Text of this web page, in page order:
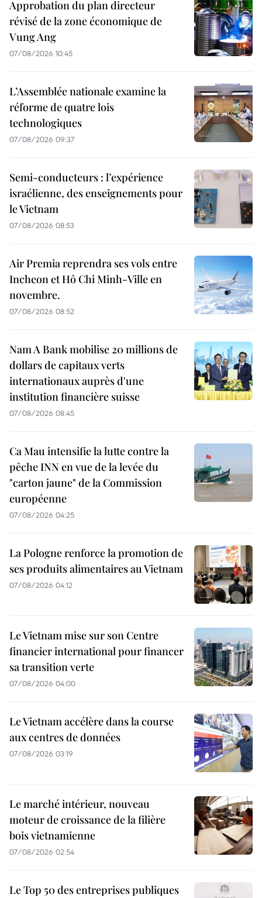
Approbation du plan directeur
révisé de la zone économique de
Vung Ang
07/08/2026 10:45
L’Assemblée nationale examine la
réforme de quatre lois
technologiques
07/08/2026 09:37
Semi-conducteurs : l’expérience
israélienne, des enseignements pour
le Vietnam
07/08/2026 08:53
Air Premia reprendra ses vols entre
Incheon et Hô Chi Minh-Ville en
novembre.
07/08/2026 08:52
Nam A Bank mobilise 20 millions de
dollars de capitaux verts
internationaux auprès d'une
institution financière suisse
07/08/2026 08:45
Ca Mau intensifie la lutte contre la
pêche INN en vue de la levée du
"carton jaune" de la Commission
européenne
07/08/2026 04:25
La Pologne renforce la promotion de
ses produits alimentaires au Vietnam
07/08/2026 04:12
Le Vietnam mise sur son Centre
financier international pour financer
sa transition verte
07/08/2026 04:00
Le Vietnam accélère dans la course
aux centres de données
07/08/2026 03:19
Le marché intérieur, nouveau
moteur de croissance de la filière
bois vietnamienne
07/08/2026 02:54
Le Top 50 des entreprises publiques